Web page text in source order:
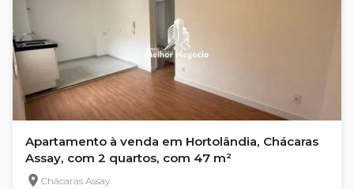
Apartamento à venda em Hortolândia, Chácaras
Assay, com 2 quartos, com 47 m²
Chácaras Assay